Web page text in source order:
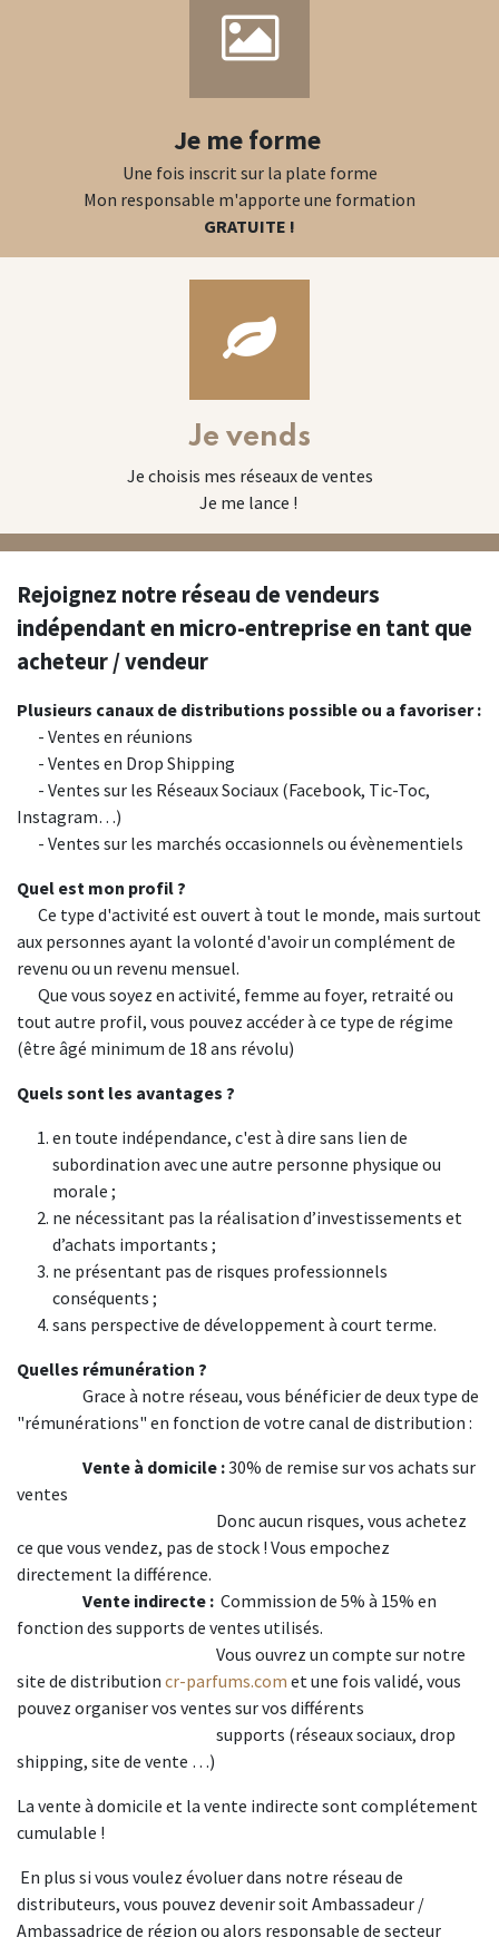
Je me forme
Une fois inscrit sur la plate forme
Mon responsable m'apporte une formation
GRATUITE !
Je vends
Je choisis mes réseaux de ventes
Je me lance !
Rejoignez notre réseau de vendeurs
indépendant en micro-entreprise en tant que
acheteur / vendeur
Plusieurs canaux de distributions possible ou a favoriser :
​- Ventes en réunions
​- Ventes en Drop Shipping
​- Ventes sur les Réseaux Sociaux (Facebook, Tic-Toc,
Instagram…)
​- Ventes sur les marchés occasionnels ou évènementiels
Quel est mon profil ?
​Ce type d'activité est ouvert à tout le monde, mais surtout
aux personnes ayant la volonté d'avoir un complément de
revenu ou un revenu mensuel.
​Que vous soyez en activité, femme au foyer, retraité ou
tout autre profil, vous pouvez accéder à ce type de régime
(être âgé minimum de 18 ans révolu)
Quels sont les avantages ?
en toute indépendance, c'est à dire sans lien de
subordination avec une autre personne physique ou
morale ;
ne nécessitant pas la réalisation d’investissements et
d’achats importants ;
ne présentant pas de risques professionnels
conséquents ;
sans perspective de développement à court terme.
Quelles rémunération ?
​Grace à notre réseau, vous bénéficier de deux type de
"rémunérations" en fonction de votre canal de distribution :
Vente à domicile :30% de remise sur vos achats sur
ventes
​Donc aucun risques, vous achetez
ce que vous vendez, pas de stock ! Vous empochez
directement la différence.
Vente indirecte : ​Commission de 5% à 15% en
fonction des supports de ventes utilisés.
Vous ouvrez un compte sur notre
site de distribution cr-parfums.com et une fois validé, vous
pouvez organiser vos ventes sur vos différents
​supports​ (réseaux sociaux, drop
shipping, site de vente …)
La vente à domicile et la vente indirecte sont complétement
cumulable !
En plus si vous voulez évoluer dans notre réseau de
distributeurs, vous pouvez devenir soit Ambassadeur /
Ambassadrice de région ou alors responsable de secteur